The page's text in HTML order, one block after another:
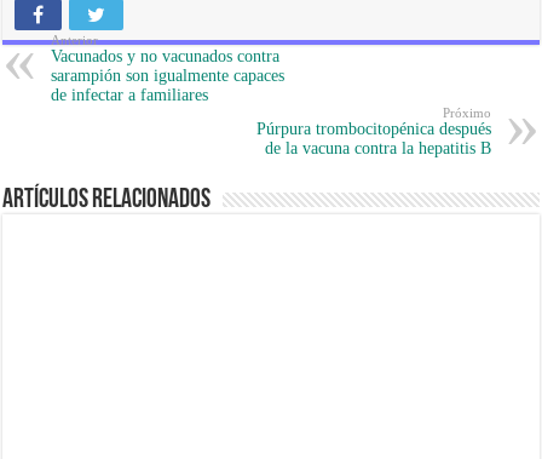
Anterior
Vacunados y no vacunados contra
sarampión son igualmente capaces
de infectar a familiares
Próximo
Púrpura trombocitopénica después
de la vacuna contra la hepatitis B
Artículos Relacionados